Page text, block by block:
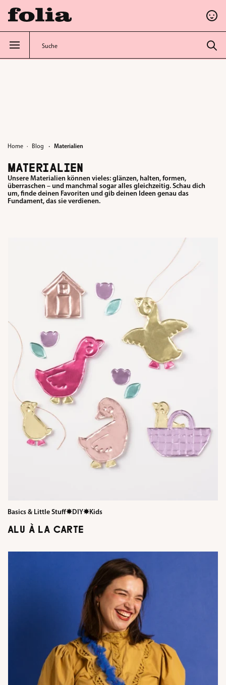
springen
Home Blog · Materialien
MATERIALIEN
Unsere Materialien können vieles: glänzen, halten, formen,
überraschen – und manchmal sogar alles gleichzeitig. Schau dich
um, finde deinen Favoriten und gib deinen Ideen genau das
Fundament, das sie verdienen.
Basics & Little Stuff✸DIY✸Kids
ALU À LA CARTE